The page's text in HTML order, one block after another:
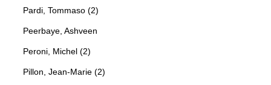
Pardi, Tommaso (2)
Peerbaye, Ashveen
Peroni, Michel (2)
Pillon, Jean-Marie (2)